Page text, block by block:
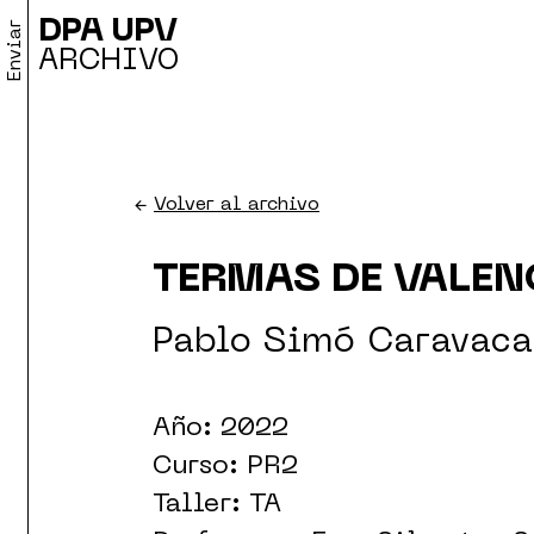
DPA UPV
ARCHIVO
Enviar
← Volver al archivo
TERMAS DE
Pablo Simó Caravaca
Año: 2022
Curso: PR2
Taller: TA